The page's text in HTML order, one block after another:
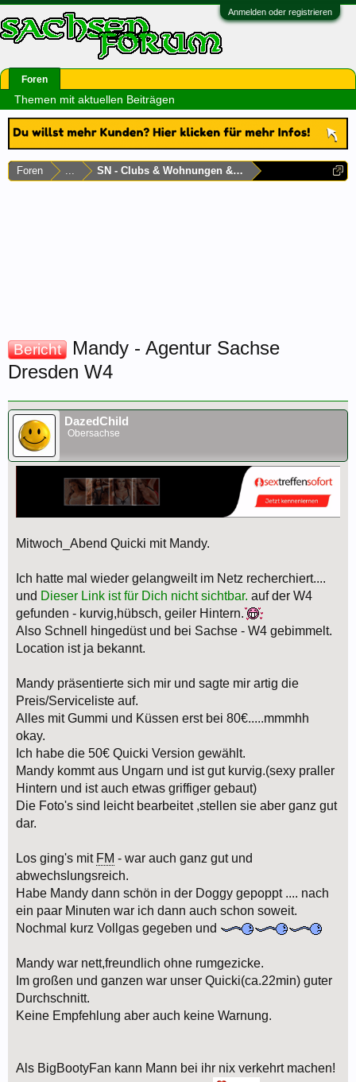
Anmelden oder registrieren
Foren ... SN - Clubs & Wohnungen & Laufhäuser
Bericht
Mandy - Agentur Sachse
Dresden W4
DazedChild
Obersachse
Mitwoch_Abend Quicki mit Mandy.
Ich hatte mal wieder gelangweilt im Netz recherchiert....
und Dieser Link ist für Dich nicht sichtbar. auf der W4
gefunden - kurvig,hübsch, geiler Hintern.
Also Schnell hingedüst und bei Sachse - W4 gebimmelt.
Location ist ja bekannt.
Mandy präsentierte sich mir und sagte mir artig die
Preis/Serviceliste auf.
Alles mit Gummi und Küssen erst bei 80€.....mmmhh
okay.
Ich habe die 50€ Quicki Version gewählt.
Mandy kommt aus Ungarn und ist gut kurvig.(sexy praller
Hintern und ist auch etwas griffiger gebaut)
Die Foto's sind leicht bearbeitet ,stellen sie aber ganz gut
dar.
Los ging's mit FM - war auch ganz gut und
abwechslungsreich.
Habe Mandy dann schön in der Doggy gepoppt .... nach
ein paar Minuten war ich dann auch schon soweit.
Nochmal kurz Vollgas gegeben und
Mandy war nett,freundlich ohne rumgezicke.
Im großen und ganzen war unser Quicki(ca.22min) guter
Durchschnitt.
Keine Empfehlung aber auch keine Warnung.
Als BigBootyFan kann Mann bei ihr nix verkehrt machen!
Foren
Themen mit aktuellen Beiträgen